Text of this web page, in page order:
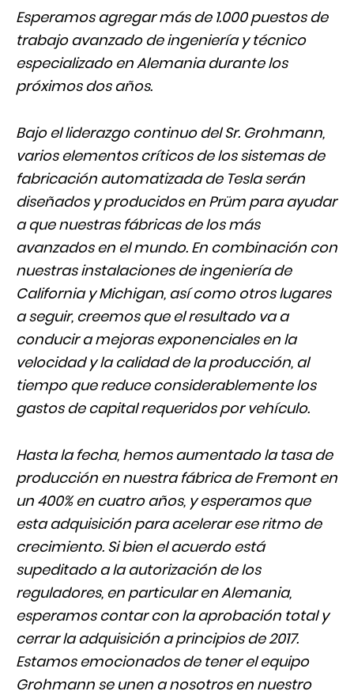
Esperamos agregar más de 1.000 puestos de
trabajo avanzado de ingeniería y técnico
especializado en Alemania durante los
próximos dos años.
Bajo el liderazgo continuo del Sr. Grohmann,
varios elementos críticos de los sistemas de
fabricación automatizada de Tesla serán
diseñados y producidos en Prüm para ayudar
a que nuestras fábricas de los más
avanzados en el mundo. En combinación con
nuestras instalaciones de ingeniería de
California y Michigan, así como otros lugares
a seguir, creemos que el resultado va a
conducir a mejoras exponenciales en la
velocidad y la calidad de la producción, al
tiempo que reduce considerablemente los
gastos de capital requeridos por vehículo.
Hasta la fecha, hemos aumentado la tasa de
producción en nuestra fábrica de Fremont en
un 400% en cuatro años, y esperamos que
esta adquisición para acelerar ese ritmo de
crecimiento. Si bien el acuerdo está
supeditado a la autorización de los
reguladores, en particular en Alemania,
esperamos contar con la aprobación total y
cerrar la adquisición a principios de 2017.
Estamos emocionados de tener el equipo
Grohmann se unen a nosotros en nuestro